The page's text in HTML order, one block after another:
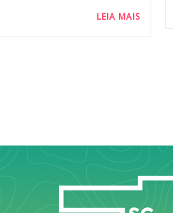
LEIA MAIS